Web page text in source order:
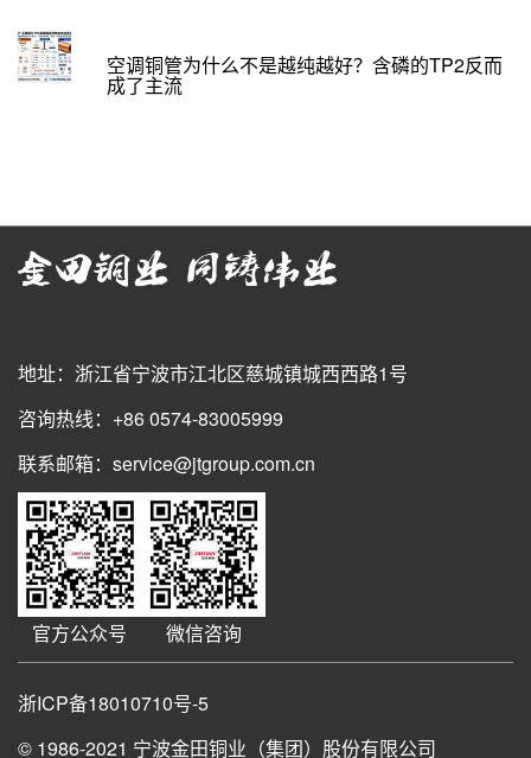
空调铜管为什么不是越纯越好？含磷的TP2反而
成了主流
地址：浙江省宁波市江北区慈城镇城西西路1号
咨询热线：+86 0574-83005999
联系邮箱：service@jtgroup.com.cn
官方公众号 微信咨询
浙ICP备18010710号-5
© 1986-2021 宁波金田铜业（集团）股份有限公司